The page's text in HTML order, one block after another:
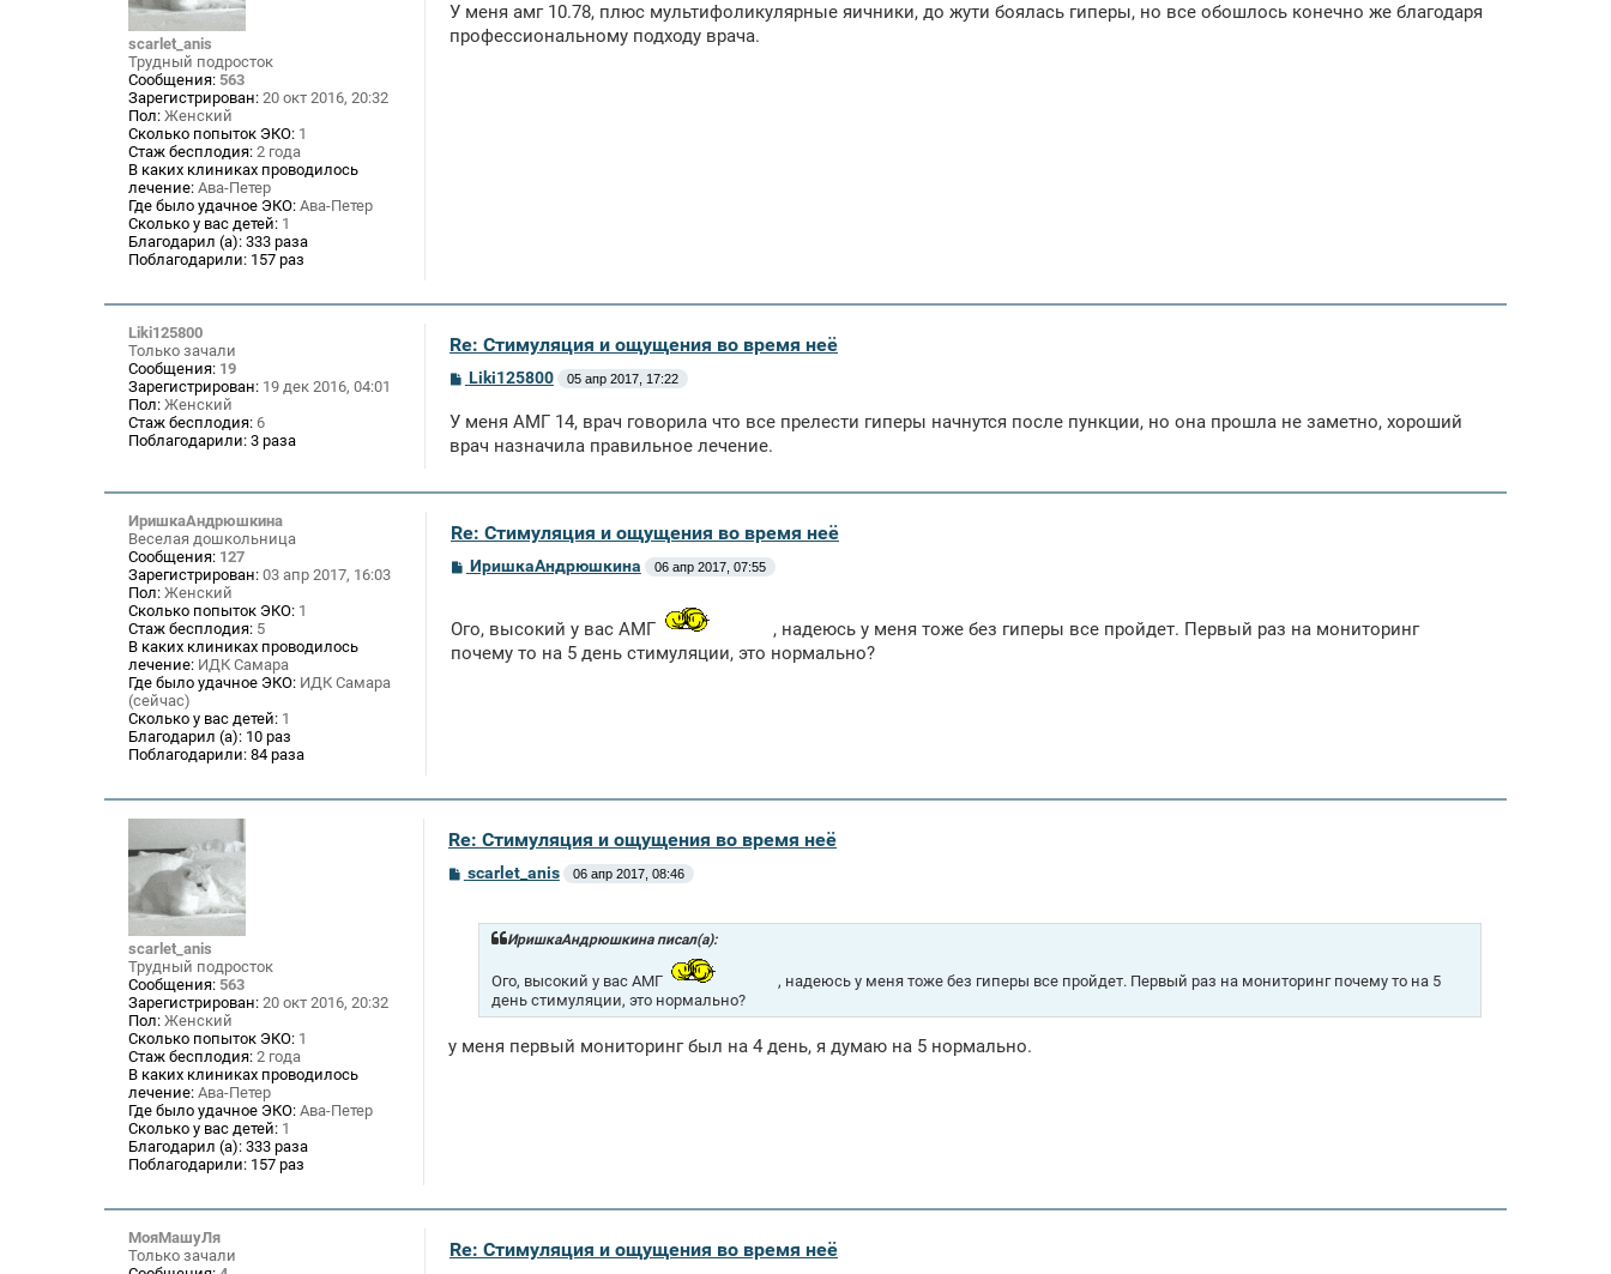
scarlet_anis
Трудный подросток
Сообщения: 563
Зарегистрирован: 20 окт 2016, 20:32
Пол: Женский
Сколько попыток ЭКО: 1
Стаж бесплодия: 2 года
В каких клиниках проводилось
лечение: Ава-Петер
Где было удачное ЭКО: Ава-Петер
Сколько у вас детей: 1
Благодарил (а): 333 раза
Поблагодарили: 157 раз
б
щ
е
У меня амг 10.78, плюс мультифоликулярные яичники, до жути боялась гиперы, но все обошлось конечно же благодаря
профессиональному подходу врача.
Liki125800
Только зачали
Сообщения: 19
Зарегистрирован: 19 дек 2016, 04:01
Пол: Женский
Стаж бесплодия: 6
Поблагодарили: 3 раза
Re: Стимуляция и ощущения во время неё
С
б
щ
е
и
Liki125800 05 апр 2017, 17:22
У меня АМГ 14, врач говорила что все прелести гиперы начнутся после пункции, но она прошла не заметно, хороший
врач назначила правильное лечение.
ИришкаАндрюшкина
Веселая дошкольница
Сообщения: 127
Зарегистрирован: 03 апр 2017, 16:03
Пол: Женский
Сколько попыток ЭКО: 1
Стаж бесплодия: 5
В каких клиниках проводилось
лечение: ИДК Самара
Где было удачное ЭКО: ИДК Самара
(сейчас)
Сколько у вас детей: 1
Благодарил (а): 10 раз
Поблагодарили: 84 раза
Re: Стимуляция и ощущения во время неё
С
щ
е
н
ИришкаАндрюшкина 06 апр 2017, 07:55
Ого, высокий у вас АМГ
, надеюсь у меня тоже без гиперы все пройдет. Первый раз на мониторинг
почему то на 5 день стимуляции, это нормально?
scarlet_anis
Трудный подросток
Сообщения: 563
Зарегистрирован: 20 окт 2016, 20:32
Пол: Женский
Сколько попыток ЭКО: 1
Стаж бесплодия: 2 года
В каких клиниках проводилось
лечение: Ава-Петер
Где было удачное ЭКО: Ава-Петер
Сколько у вас детей: 1
Благодарил (а): 333 раза
Поблагодарили: 157 раз
Re: Стимуляция и ощущения во время неё
Сscarlet_anis 06 апр 2017, 08:46
ИришкаАндрюшкина писал(а):
Ого, высокий у вас АМГ
, надеюсь у меня тоже без гиперы все пройдет. Первый раз на мониторинг почему то на 5
день стимуляции, это нормально?
у меня первый мониторинг был на 4 день, я думаю на 5 нормально.
МояМашуЛя
Только зачали
Re: Стимуляция и ощущения во время неё